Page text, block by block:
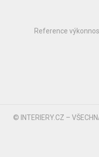
Reference
© INTERIERY.CZ –